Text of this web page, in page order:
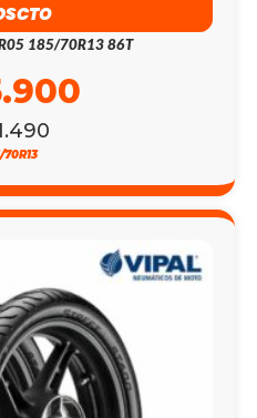
185/70R13 86T
70R13